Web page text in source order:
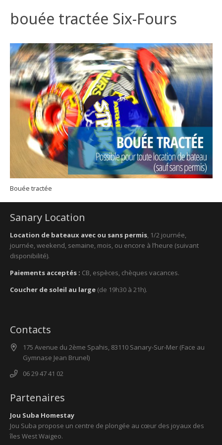
bouée tractée Six-Fours
Bouée tractée
Sanary Location
Location de bateaux avec ou sans permis, 1/2 journée,
journée, weekend, semaine, mois, ou encore à l’heure (suivant
disponibilité).
Paiements acceptés : CB, espèces, chèques vacances.
Coucher de soleil au large(de 19h30 à 21h).
Contacts
175 Avenue du 2ème Spahis, 83110 Sanary-Sur-Mer (Face au
Gymnase Jean Brunel)
06 29 47 41 02
Partenaires
Jou Suba Homestay
Jou Suba propose un centre de plongée au cœur des joyaux des
îles West Waigeo.